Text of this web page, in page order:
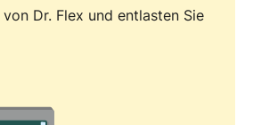
Dr. Flex und entlasten Sie